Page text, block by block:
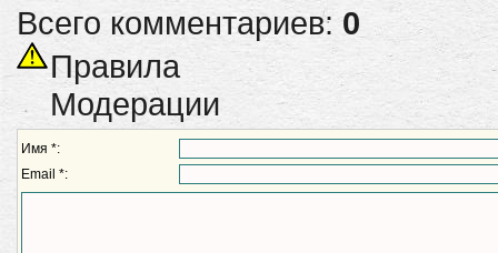
Всего комментариев:0
Правила
Модерации
Имя *:
Email *: